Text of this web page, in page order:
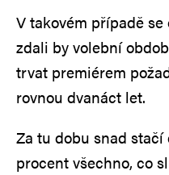
V takovém případě
zdali by volební
trvat premiérem
rovnou dvanáct let.
Za tu dobu snad
procent všechno, co